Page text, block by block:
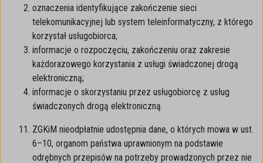
oznaczenia identyfikujące zakończenie sieci
telekomunikacyjnej lub system teleinformatyczny, z którego
korzystał usługobiorca;
informacje o rozpoczęciu, zakończeniu oraz zakresie
każdorazowego korzystania z usługi świadczonej drogą
elektroniczną;
informacje o skorzystaniu przez usługobiorcę z usług
świadczonych drogą elektroniczną.
ZGKiM nieodpłatnie udostępnia dane, o których mowa w ust.
6–10, organom państwa uprawnionym na podstawie
odrębnych przepisów na potrzeby prowadzonych przez nie